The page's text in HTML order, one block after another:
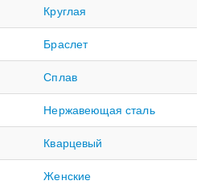
Круглая
Браслет
Сплав
Нержавеющая сталь
Кварцевый
Женские